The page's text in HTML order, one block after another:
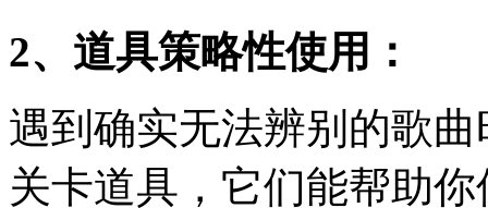
2、道具策略性使用：
遇到确实无法辨别的歌
关卡道具，它们能帮助